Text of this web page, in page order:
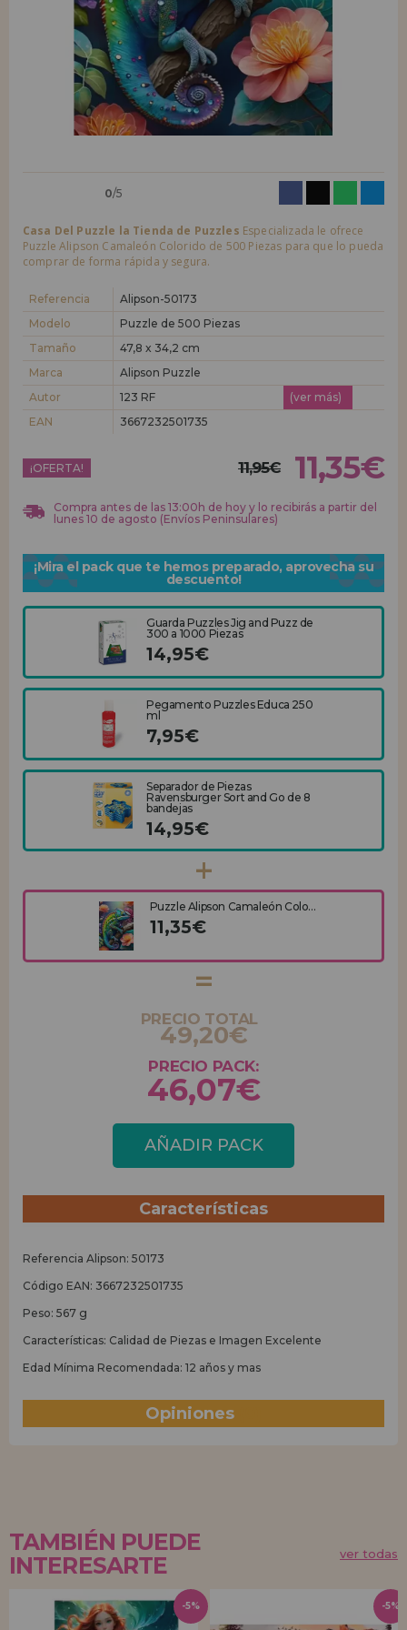
LIQUIDACIONES
INFORMACIÓN
955 333 133
Quiero registrarme como
nuevo cliente
Al crear una cuenta en casadelpuzzle.com podrás realizar tus compras
rápidamente en nuestra tienda virtual, revisar el estado de tus pedidos
y consultar tus operaciones anteriores.
¡Adelante! Te estábamos esperando.
nuevo distribuidor
¿Eres Profesional o Empresa?. ¿Quieres vender en tu negocio
condiciones de ventas con descuentos especiales para la distribución.
¡Adelante! Te estábamos esperando.
0/5
Casa Del Puzzle la Tienda de Puzzles Especializada le ofrece
Puzzle Alipson Camaleón Colorido de 500 Piezas para que lo pueda
comprar de forma rápida y segura.
Referencia
Alipson-50173
Modelo
Puzzle de 500 Piezas
Tamaño
47,8 x 34,2 cm
Marca
Alipson Puzzle
Autor
123 RF
(ver más)
EAN
3667232501735
¡OFERTA! 11,95€ 11,35€
Compra antes de las 13:00h de hoy y lo recibirás a partir del
lunes 10 de agosto (Envíos Peninsulares)
¡Mira el pack que te hemos preparado, aprovecha su
descuento!
Guarda Puzzles Jig and Puzz de
300 a 1000 Piezas
14,95€
Pegamento Puzzles Educa 250
ml
7,95€
Separador de Piezas
Ravensburger Sort and Go de 8
bandejas
14,95€
Puzzle Alipson Camaleón Colo...
11,35€
PRECIO TOTAL
49,20€
PRECIO PACK:
46,07€
AÑADIR PACK
Características
Referencia Alipson: 50173
Código EAN: 3667232501735
Peso: 567 g
Características: Calidad de Piezas e Imagen Excelente
Edad Mínima Recomendada: 12 años y mas
Opiniones
TAMBIÉN PUEDE
INTERESARTE
ver todas
-5% -5%